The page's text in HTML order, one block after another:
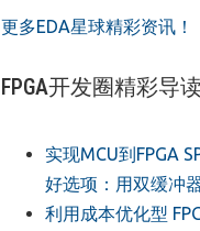
更多EDA星球精彩资讯！
FPGA开发圈精彩导读
实现MCU到FPGA
好选项：用双缓冲器
利用成本优化型